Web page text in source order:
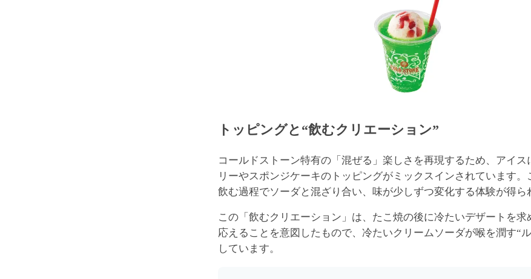
トッピングと“飲むクリエーション”
コールドストーン特有の「混ぜる」楽しさを再現するため、アイス
リーやスポンジケーキのトッピングがミックスインされています。
飲む過程でソーダと混ざり合い、味が少しずつ変化する体験が得ら
この「飲むクリエーション」は、たこ焼の後に冷たいデザートを求
応えることを意図したもので、冷たいクリームソーダが喉を潤す“
しています。